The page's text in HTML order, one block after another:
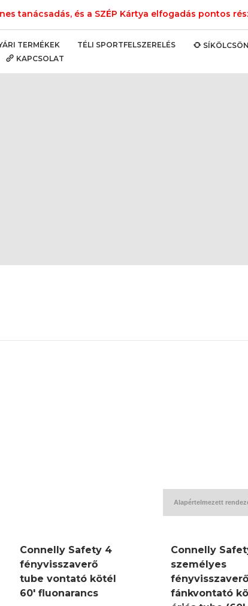
tanácsadás, és a SZÉP Kártya elfogadás pontos
TERMÉKEK TÉLI SPORTFELSZERELÉS
KAPCSOLAT
Connelly Safety 4
fényvisszaverő
tube vontató kötél
60′ fluonarancs
Connelly
személyes
fényvisszaverő
fánkvontató